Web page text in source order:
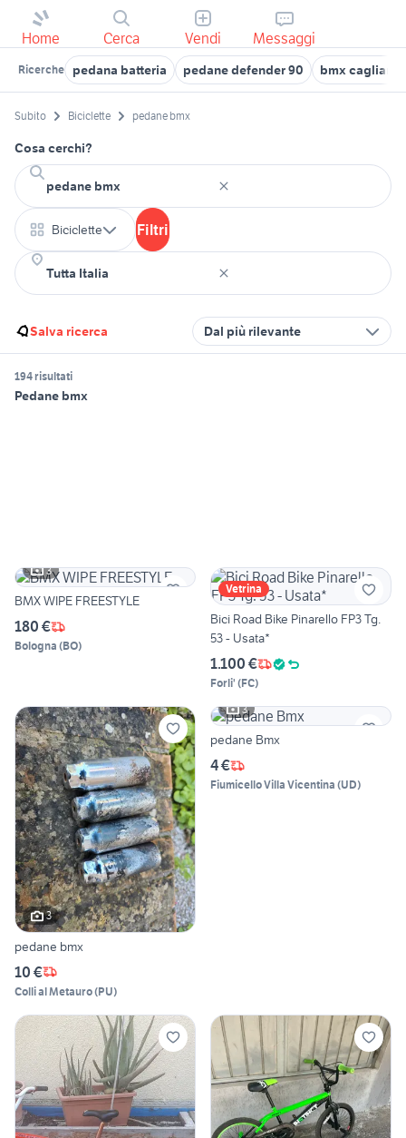
Home Cerca Vendi Messaggi
Ricerche pedana batteria pedane defender 90 bmx cagliari
Subito Biciclette pedane bmx
Cosa cerchi?
Biciclette Filtri
Salva ricerca Dal più rilevante
194 risultati
Pedane bmx
3
BMX WIPE FREESTYLE
180 €
Bologna (BO)
Vetrina
Bici Road Bike Pinarello FP3 Tg.
53 - Usata*
1.100 €
Forli' (FC)
3
pedane bmx
10 €
Colli al Metauro(PU)
3
pedane Bmx
4 €
Fiumicello Villa Vicentina (UD)